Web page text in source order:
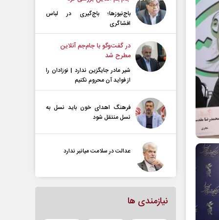
باج‌نیوزها؛ باج‌گیری در لباس
افشاگری
در گفت‌و‌گو با جام‌جم آنلاین
مطرح شد
شیر مادر جایگزین ندارد | نوزادان را
از فواید آن محروم نکنیم
فرهنگ اهدای خون باید نسل به
نسل منتقل شود
عدالت در سلامت میانبر ندارد
نیازمندی ها